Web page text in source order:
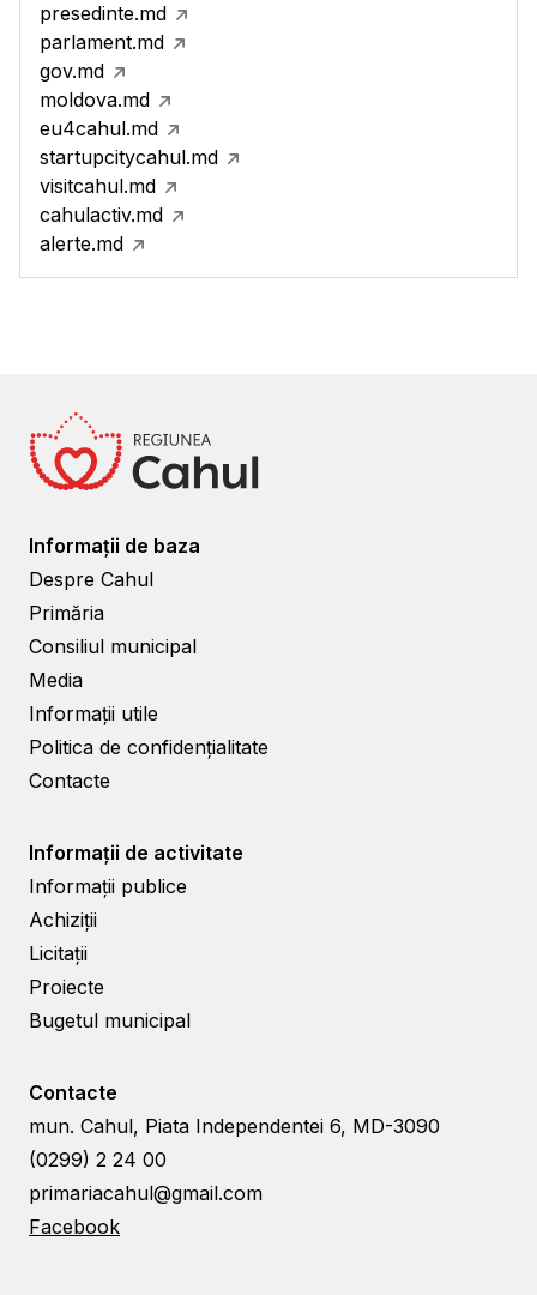
presedinte.md
parlament.md
gov.md
moldova.md
eu4cahul.md
startupcitycahul.md
visitcahul.md
cahulactiv.md
alerte.md
Informații de baza
Despre Cahul
Primăria
Consiliul municipal
Media
Informații utile
Politica de confidențialitate
Contacte
Informații de activitate
Informații publice
Achiziții
Licitații
Proiecte
Bugetul municipal
Contacte
mun. Cahul, Piata Independentei 6, MD-3090
(0299) 2 24 00
primariacahul@gmail.com
Facebook